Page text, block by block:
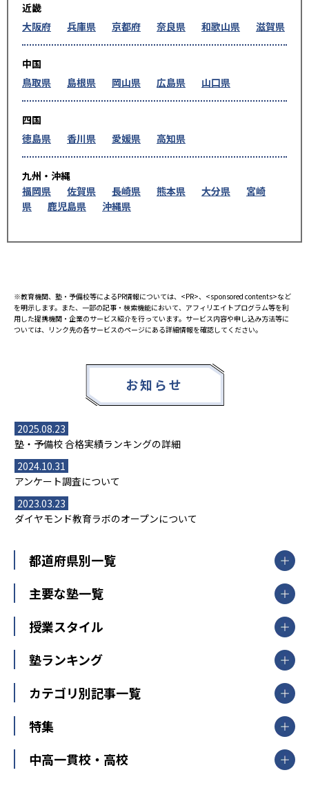
近畿
大阪府
兵庫県 京都府 奈良県 和歌山県 滋賀県
中国
鳥取県
島根県 岡山県 広島県 山口県
四国
徳島県
香川県 愛媛県 高知県
九州・沖縄
福岡県
佐賀県 長崎県 熊本県 大分県
宮崎
県
鹿児島県 沖縄県
※教育機関、塾・予備校等によるPR情報については、<PR>、<sponsored contents>など
を明示します。また、一部の記事・検索機能において、アフィリエイトプログラム等を利
用した提携機関・企業のサービス紹介を行っています。サービス内容や申し込み方法等に
ついては、リンク先の各サービスのページにある詳細情報を確認してください。
お知らせ
2025.08.23
塾・予備校 合格実績ランキングの詳細
2024.10.31
アンケート調査について
2023.03.23
ダイヤモンド教育ラボのオープンについて
都道府県別一覧
北海道・東北
山形県
福島県
関東
東京都
神奈川県
茨城県
栃木県
群馬県
新潟県
中部
愛知県
静岡県
長野県
主要な塾一覧
【掲載塾一覧を見る】
東京個別指導学院
明光義塾
個別教室のトライ
武田塾
授業スタイル
個別指導
オンライン指導
塾ランキング
中学受験ランキング
カテゴリ別記事一覧
中学受験
大学受験
特集
開成番長直伝！子どもの受験を成功させる方法
中高一貫校・高校